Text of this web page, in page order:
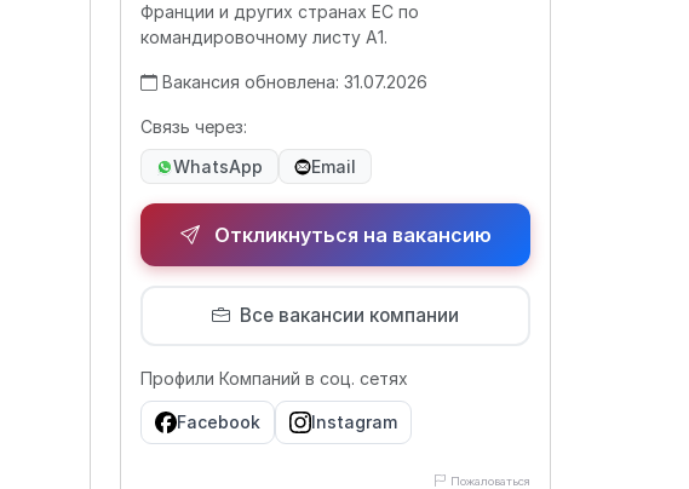
Франции и других странах ЕС по
командировочному листу А1.
Вакансия обновлена: 31.07.2026
Связь через:
WhatsApp
Email
Откликнуться на вакансию
Все вакансии компании
Профили Компаний в соц. сетях
Facebook Instagram
Пожаловаться